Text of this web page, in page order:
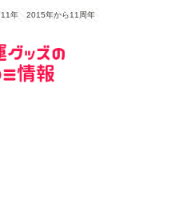
11年 2015年から11周年